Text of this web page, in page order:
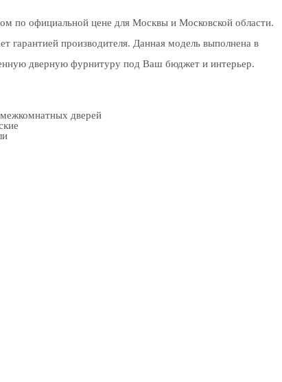
по официальной цене для Москвы и Московской области.
гарантией производителя. Данная модель выполнена в
дверную фурнитуру под Ваш бюджет и интерьер.
дверей